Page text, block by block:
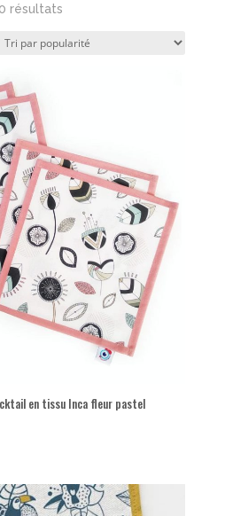
résultatsTrié
popularité
en tissu Inca fleur pastel